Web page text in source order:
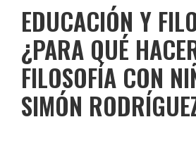
EDUCACIÓN Y
¿PARA QUÉ
FILOSOFÍA CON
SIMÓN